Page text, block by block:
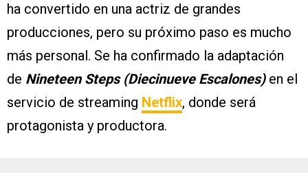
ha convertido en una actriz de grandes
producciones, pero su próximo paso es mucho
más personal. Se ha confirmado la adaptación
de Nineteen Steps (Diecinueve Escalones)en el
servicio de streaming Netflix, donde será
protagonista y productora.